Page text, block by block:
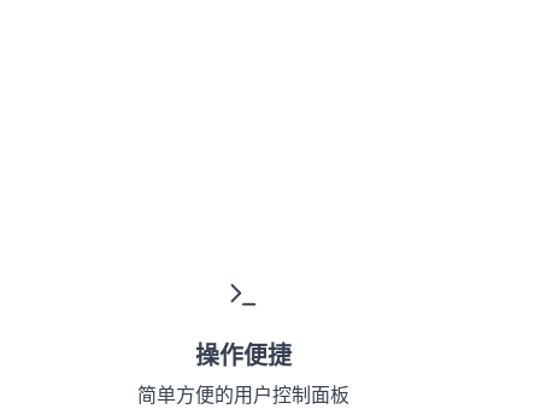
操作便捷
简单方便的用户控制面板